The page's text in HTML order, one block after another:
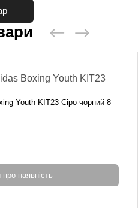
Youth KIT23 Сіро-чорний-8
наявність